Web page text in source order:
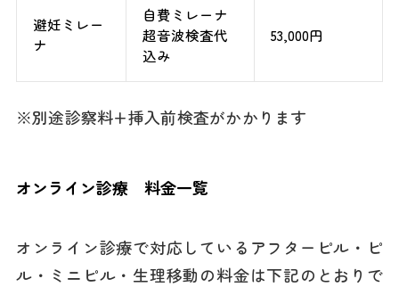
避妊ミレー
ナ
自費ミレーナ
超音波検査代
込み
53,000円
※別途診察料+挿入前検査がかかります
オンライン診療 料金一覧
オンライン診療で対応しているアフターピル・ピ
ル・ミニピル・生理移動の料金は下記のとおりで